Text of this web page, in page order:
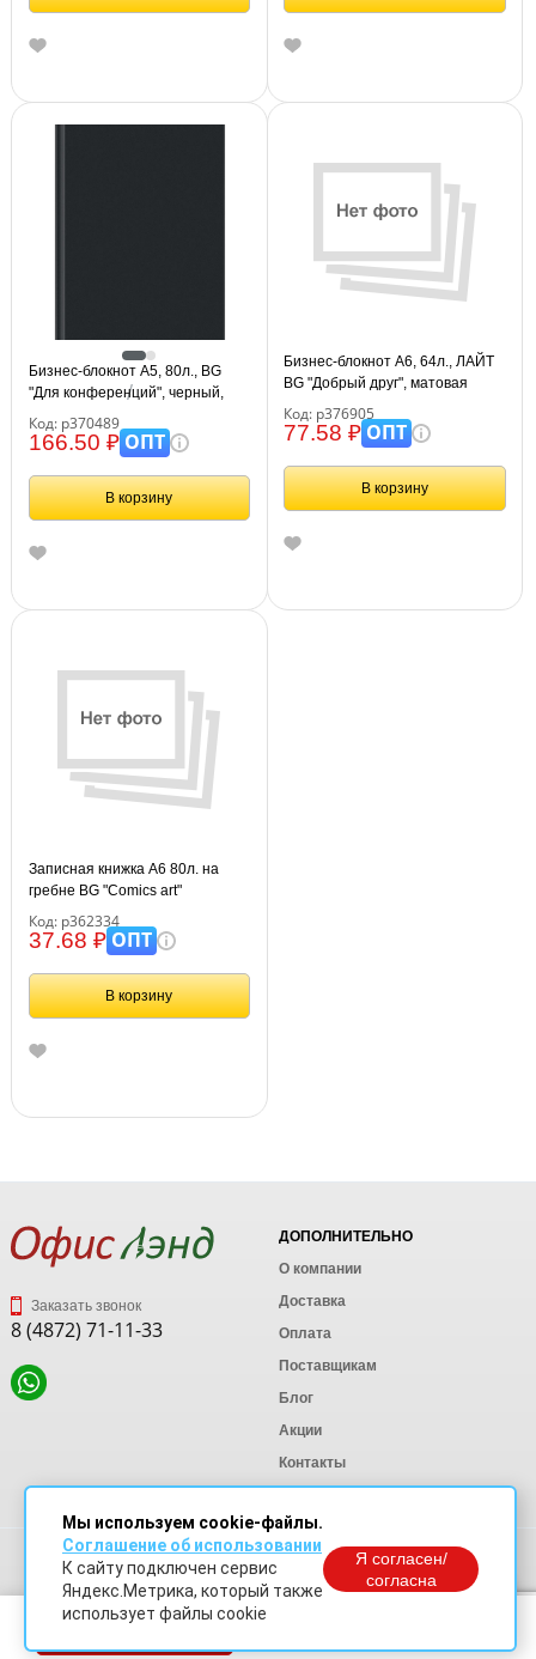
Бизнес-блокнот А5, 80л., BG
"Для конференций", черный,
Код: р370489
166.50 ₽ОПТ
В корзину
Бизнес-блокнот А6, 64л., ЛАЙТ
BG "Добрый друг", матовая
Код: р376905
77.58 ₽ОПТ
В корзину
Записная книжка А6 80л. на
гребне BG "Comics art"
Код: р362334
37.68 ₽ОПТ
В корзину
Заказать звонок
8 (4872) 71-11-33
ДОПОЛНИТЕЛЬНО
О компании
Доставка
Оплата
Поставщикам
Блог
Акции
Контакты
Политика конфиденциальности
Согласие на обработку персональных данных
Согласие на обработку данных Яндекс Метрика
Мы используем cookie-файлы.
Соглашение об использовании
К сайту подключен сервис
Яндекс.Метрика, который также
использует файлы cookie
Я согласен/
согласна